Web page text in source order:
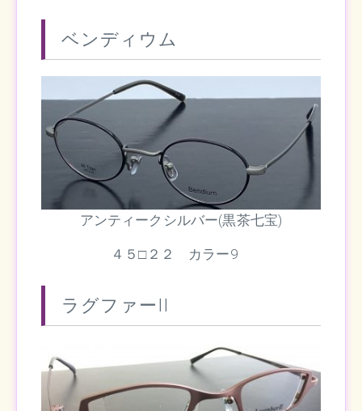
ベンディウム
アンティークシルバー(黒茶七宝)
４５□２２ カラー9
ラグファーII